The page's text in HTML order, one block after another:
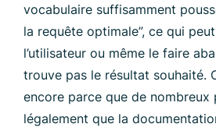
vocabulaire suffisamment
la requête optimale”, ce qui
l’utilisateur ou même le faire
trouve pas le résultat souhaité.
encore parce que de nombreux
légalement que la